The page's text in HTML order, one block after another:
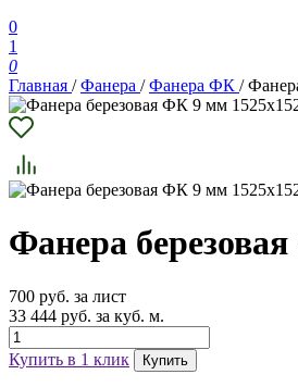
0
1
0
Главная /Фанера /Фанера ФК /
Фанера
700 руб. за лист
33 444 руб. за куб. м.
Купить в 1 клик Купить